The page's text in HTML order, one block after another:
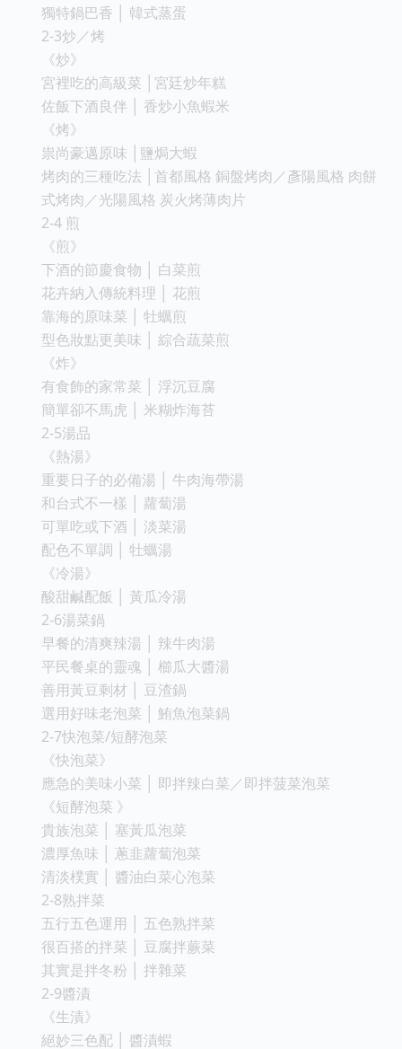
獨特鍋巴香 │ 韓式蒸蛋
2-3炒／烤
《炒》
宮裡吃的高級菜 │宮廷炒年糕
佐飯下酒良伴 │ 香炒小魚蝦米
《烤》
祟尚豪邁原味 │鹽焗大蝦
烤肉的三種吃法 │首都風格 銅盤烤肉／彥陽風格 肉餅
式烤肉／光陽風格 炭火烤薄肉片
2-4 煎
《煎》
下酒的節慶食物 │ 白菜煎
花卉納入傳統料理 │ 花煎
靠海的原味菜 │ 牡蠣煎
型色妝點更美味 │ 綜合蔬菜煎
《炸》
有食飾的家常菜 │ 浮沉豆腐
簡單卻不馬虎 │ 米糊炸海苔
2-5湯品
《熱湯》
重要日子的必備湯 │ 牛肉海帶湯
和台式不一樣 │ 蘿蔔湯
可單吃或下酒 │ 淡菜湯
配色不單調 │ 牡蠣湯
《冷湯》
酸甜鹹配飯 │ 黃瓜冷湯
2-6湯菜鍋
早餐的清爽辣湯 │ 辣牛肉湯
平民餐桌的靈魂 │ 櫛瓜大醬湯
善用黃豆剩材 │ 豆渣鍋
選用好味老泡菜 │ 鮪魚泡菜鍋
2-7快泡菜/短酵泡菜
《快泡菜》
應急的美味小菜 │ 即拌辣白菜／即拌菠菜泡菜
《短酵泡菜 》
貴族泡菜 │ 塞黃瓜泡菜
濃厚魚味 │ 蔥韭蘿蔔泡菜
清淡樸實 │ 醬油白菜心泡菜
2-8熟拌菜
五行五色運用 │ 五色熟拌菜
很百搭的拌菜 │ 豆腐拌蕨菜
其實是拌冬粉 │ 拌雜菜
2-9醬漬
《生漬》
絕妙三色配 │ 醬漬蝦